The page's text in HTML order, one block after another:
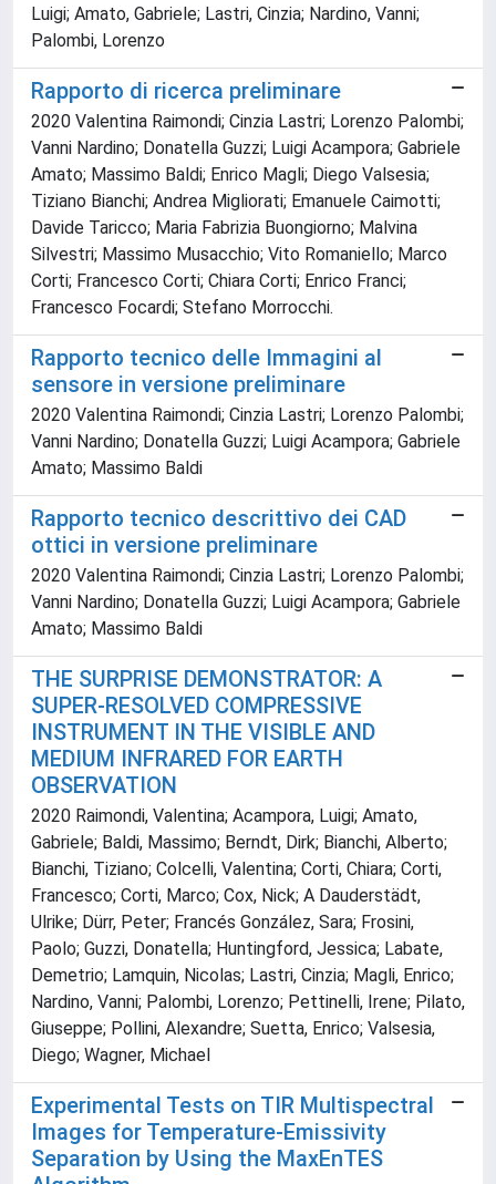
Luigi; Amato, Gabriele; Lastri, Cinzia; Nardino, Vanni;
Palombi, Lorenzo
Rapporto di ricerca preliminare
2020 Valentina Raimondi; Cinzia Lastri; Lorenzo Palombi;
Vanni Nardino; Donatella Guzzi; Luigi Acampora; Gabriele
Amato; Massimo Baldi; Enrico Magli; Diego Valsesia;
Tiziano Bianchi; Andrea Migliorati; Emanuele Caimotti;
Davide Taricco; Maria Fabrizia Buongiorno; Malvina
Silvestri; Massimo Musacchio; Vito Romaniello; Marco
Corti; Francesco Corti; Chiara Corti; Enrico Franci;
Francesco Focardi; Stefano Morrocchi.
Rapporto tecnico delle Immagini al
sensore in versione preliminare
2020 Valentina Raimondi; Cinzia Lastri; Lorenzo Palombi;
Vanni Nardino; Donatella Guzzi; Luigi Acampora; Gabriele
Amato; Massimo Baldi
Rapporto tecnico descrittivo dei CAD
ottici in versione preliminare
2020 Valentina Raimondi; Cinzia Lastri; Lorenzo Palombi;
Vanni Nardino; Donatella Guzzi; Luigi Acampora; Gabriele
Amato; Massimo Baldi
THE SURPRISE DEMONSTRATOR: A
SUPER-RESOLVED COMPRESSIVE
INSTRUMENT IN THE VISIBLE AND
MEDIUM INFRARED FOR EARTH
OBSERVATION
2020 Raimondi, Valentina; Acampora, Luigi; Amato,
Gabriele; Baldi, Massimo; Berndt, Dirk; Bianchi, Alberto;
Bianchi, Tiziano; Colcelli, Valentina; Corti, Chiara; Corti,
Francesco; Corti, Marco; Cox, Nick; A Dauderstädt,
Ulrike; Dürr, Peter; Francés González, Sara; Frosini,
Paolo; Guzzi, Donatella; Huntingford, Jessica; Labate,
Demetrio; Lamquin, Nicolas; Lastri, Cinzia; Magli, Enrico;
Nardino, Vanni; Palombi, Lorenzo; Pettinelli, Irene; Pilato,
Giuseppe; Pollini, Alexandre; Suetta, Enrico; Valsesia,
Diego; Wagner, Michael
Experimental Tests on TIR Multispectral
Images for Temperature-Emissivity
Separation by Using the MaxEnTES